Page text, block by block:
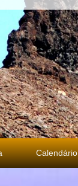
Calendário